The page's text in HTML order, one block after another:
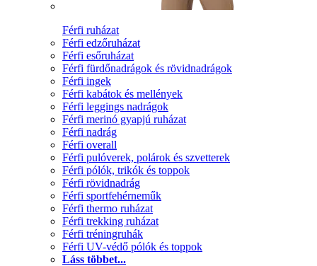
Férfi ruházat
Férfi edzőruházat
Férfi esőruházat
Férfi fürdőnadrágok és rövidnadrágok
Férfi ingek
Férfi kabátok és mellények
Férfi leggings nadrágok
Férfi merinó gyapjú ruházat
Férfi nadrág
Férfi overall
Férfi pulóverek, polárok és szvetterek
Férfi pólók, trikók és toppok
Férfi rövidnadrág
Férfi sportfehérneműk
Férfi thermo ruházat
Férfi trekking ruházat
Férfi tréningruhák
Férfi UV-védő pólók és toppok
Láss többet...